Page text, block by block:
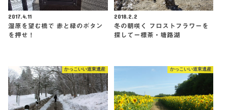
2017.4.11
湿原を望む橋で 赤と緑のボタン
を押せ！
2018.2.2
冬の朝咲く フロストフラワーを
探してー標茶・塘路湖
かっこいい道東遺産 かっこいい道東遺産